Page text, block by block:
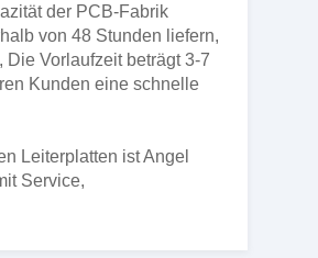
der PCB-Fabrik
von 48 Stunden liefern,
Vorlaufzeit beträgt 3-7
Kunden eine schnelle
Leiterplatten ist Angel
Service,